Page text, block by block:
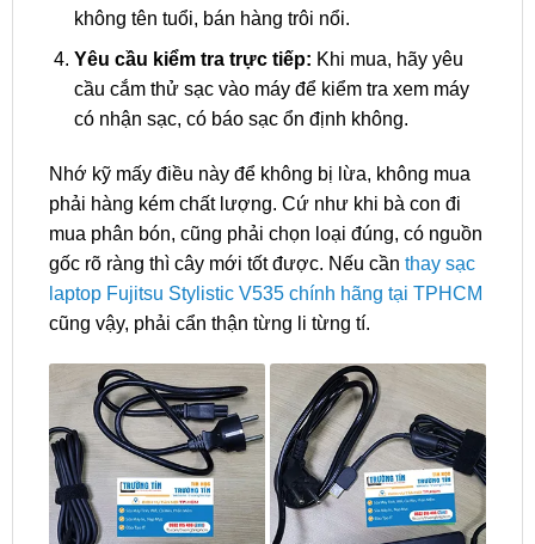
không tên tuổi, bán hàng trôi nổi.
Yêu cầu kiểm tra trực tiếp: Khi mua, hãy yêu
cầu cắm thử sạc vào máy để kiểm tra xem máy
có nhận sạc, có báo sạc ổn định không.
Nhớ kỹ mấy điều này để không bị lừa, không mua
phải hàng kém chất lượng. Cứ như khi bà con đi
mua phân bón, cũng phải chọn loại đúng, có nguồn
gốc rõ ràng thì cây mới tốt được. Nếu cần thay sạc
laptop Fujitsu Stylistic V535 chính hãng tại TPHCM
cũng vậy, phải cẩn thận từng li từng tí.